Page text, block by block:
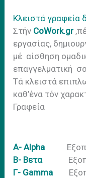
Κλειστά γραφεία
Στήν CoWork.gr
εργασίας,
μέ αίσθηση
επαγγελματική
Tά κλειστά
καθ’ένα τόν
Γραφεία
A- Αlpha
Β- Βετα
Γ- Gamma